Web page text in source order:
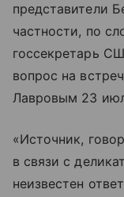
представители
частности, по
госсекретарь
вопрос на
Лавровым 23
«Источник,
в связи с
неизвестен